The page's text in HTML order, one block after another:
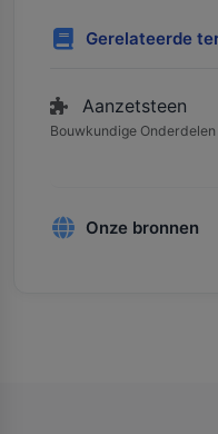
Gerelateerde
Aanzetsteen
Bouwkundige
Onze bronnen